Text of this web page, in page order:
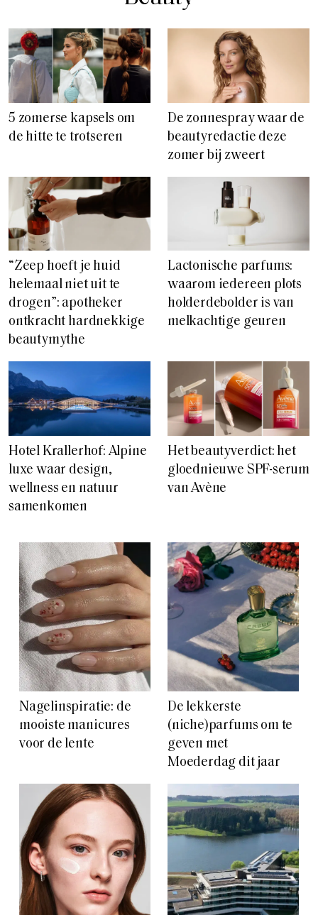
5 zomerse kapsels om
de hitte te trotseren
De zonnespray waar de
beautyredactie deze
zomer bij zweert
“Zeep hoeft je huid
helemaal niet uit te
drogen”: apotheker
ontkracht hardnekkige
beautymythe
Lactonische parfums:
waarom iedereen plots
holderdebolder is van
melkachtige geuren
Hotel Krallerhof: Alpine
luxe waar design,
wellness en natuur
samenkomen
Het beautyverdict: het
gloednieuwe SPF-serum
van Avène
Nagelinspiratie: de
mooiste manicures
voor de lente
De lekkerste
(niche)parfums om te
geven met
Moederdag dit jaar